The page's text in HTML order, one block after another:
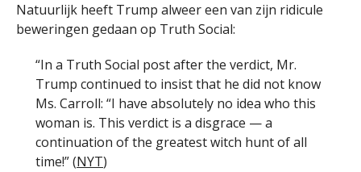
Natuurlijk heeft Trump alweer een van zijn ridicule
beweringen gedaan op Truth Social:
“In a Truth Social post after the verdict, Mr.
Trump continued to insist that he did not know
Ms. Carroll: “I have absolutely no idea who this
woman is. This verdict is a disgrace — a
continuation of the greatest witch hunt of all
time!” (NYT)